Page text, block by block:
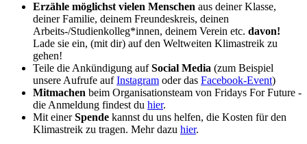
Erzähle möglichst vielen Menschen aus deiner Klasse,
deiner Familie, deinem Freundeskreis, deinen
Arbeits-/Studienkolleg*innen, deinem Verein etc. davon!
Lade sie ein, (mit dir) auf den Weltweiten Klimastreik zu
gehen!
Teile die Ankündigung aufSocial Media (zum Beispiel
unsere Aufrufe aufInstagram oder das Facebook-Event)
Mitmachen beim Organisationsteam von Fridays For Future -
die Anmeldung findest du hier.
Mit einerSpende kannst du uns helfen, die Kosten für den
Klimastreik zu tragen. Mehr dazu hier.